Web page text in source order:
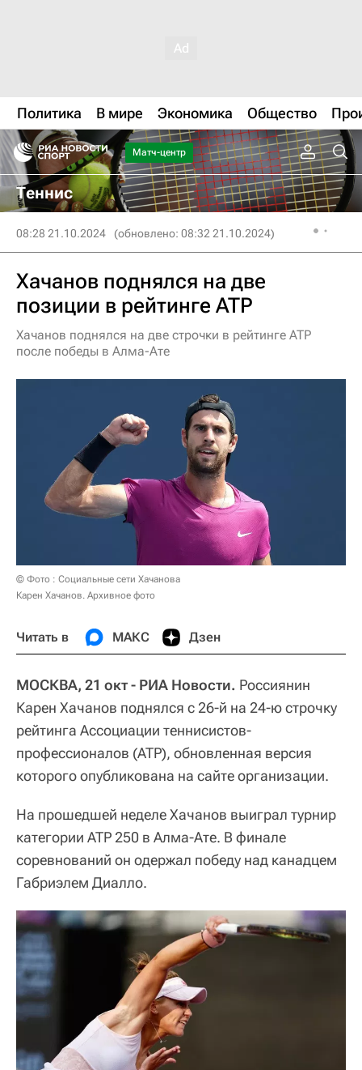
Политика В мире Экономика Общество
Матч-центр
Теннис
08:28 21.10.2024 (обновлено: 08:32 21.10.2024)
Хачанов поднялся на две
позиции в рейтинге ATP
Хачанов поднялся на две строчки в рейтинге ATP
после победы в Алма-Ате
© Фото : Социальные сети Хачанова
Карен Хачанов. Архивное фото
Читать в МАКС Дзен
МОСКВА, 21 окт - РИА Новости. Россиянин
Карен Хачанов поднялся с 26-й на 24-ю строчку
рейтинга Ассоциации теннисистов-
профессионалов (ATP), обновленная версия
которого опубликована на сайте организации.
На прошедшей неделе Хачанов выиграл турнир
категории ATP 250 в Алма-Ате. В финале
соревнований он одержал победу над канадцем
Габриэлем Диалло.